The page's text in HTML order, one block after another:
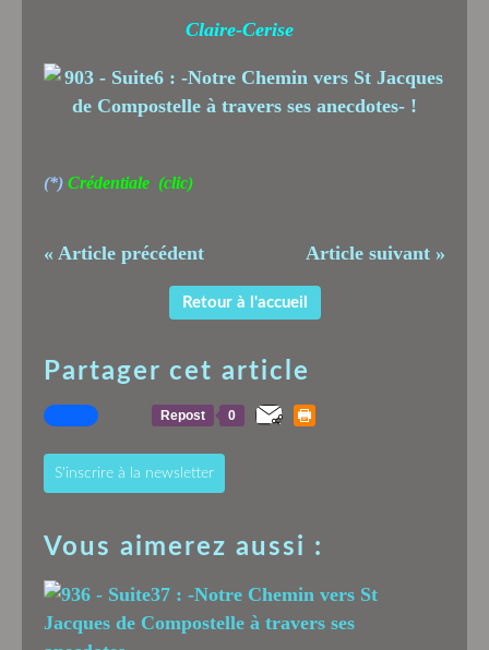
Claire-Cerise
(*) Crédentiale (clic)
« Article précédent Article suivant »
Retour à l'accueil
Partager cet article
Repost 0
S'inscrire à la newsletter
Vous aimerez aussi :